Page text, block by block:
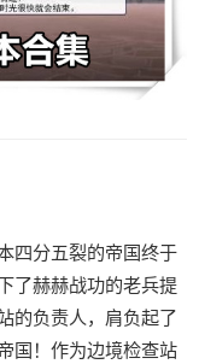
四分五裂的帝国终于
了赫赫战功的老兵提
的负责人，肩负起了
国！作为边境检查站